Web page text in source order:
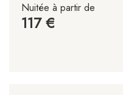
Nuitée à partir de
117